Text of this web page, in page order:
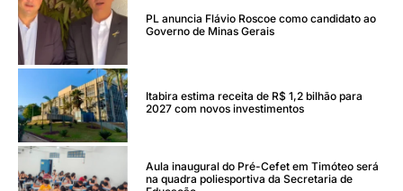
PL anuncia Flávio Roscoe como candidato ao
Governo de Minas Gerais
Itabira estima receita de R$ 1,2 bilhão para
2027 com novos investimentos
Aula inaugural do Pré-Cefet em Timóteo será
na quadra poliesportiva da Secretaria de